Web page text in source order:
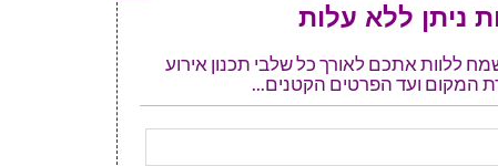
ניתן ללא עלות
אתר 123 מזל טוב ישמח ללוות אתכם לאורך כל שלבי תכנון אירוע
המקום ועד הפרטים הקטנים...